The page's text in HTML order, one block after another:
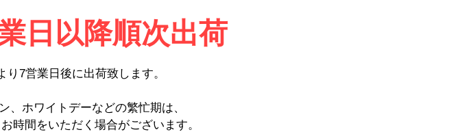
日以降順次出荷
7営業日後に出荷致します。
ホワイトデーなどの繁忙期は、
時間をいただく場合がございます。